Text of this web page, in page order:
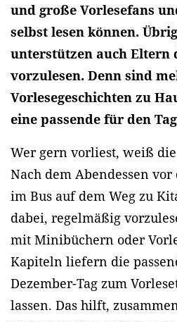
und große Vorlesefans
selbst lesen können.
unterstützen auch Eltern
vorzulesen. Denn sind
Vorlesegeschichten zu
eine passende für den
Wer gern vorliest, weiß
Nach dem Abendessen
im Bus auf dem Weg zu
dabei, regelmäßig
mit Minibüchern oder
Kapiteln liefern die
Dezember-Tag zum
lassen. Das hilft,